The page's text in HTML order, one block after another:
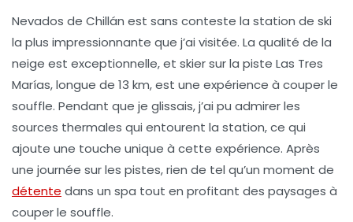
Nevados de Chillán est sans conteste la station de ski
la plus impressionnante que j’ai visitée. La qualité de la
neige est exceptionnelle, et skier sur la piste Las Tres
Marías, longue de 13 km, est une expérience à couper le
souffle. Pendant que je glissais, j’ai pu admirer les
sources thermales qui entourent la station, ce qui
ajoute une touche unique à cette expérience. Après
une journée sur les pistes, rien de tel qu’un moment de
détente dans un spa tout en profitant des paysages à
couper le souffle.